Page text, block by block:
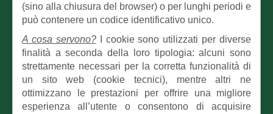
(sino alla chiusura del browser) o per lunghi periodi e
può contenere un codice identificativo unico.
A cosa servono?
I cookie sono utilizzati per diverse
finalità a seconda della loro tipologia: alcuni sono
strettamente necessari per la corretta funzionalità di
un sito web (cookie tecnici), mentre altri ne
ottimizzano le prestazioni per offrire una migliore
esperienza all’utente o consentono di acquisire